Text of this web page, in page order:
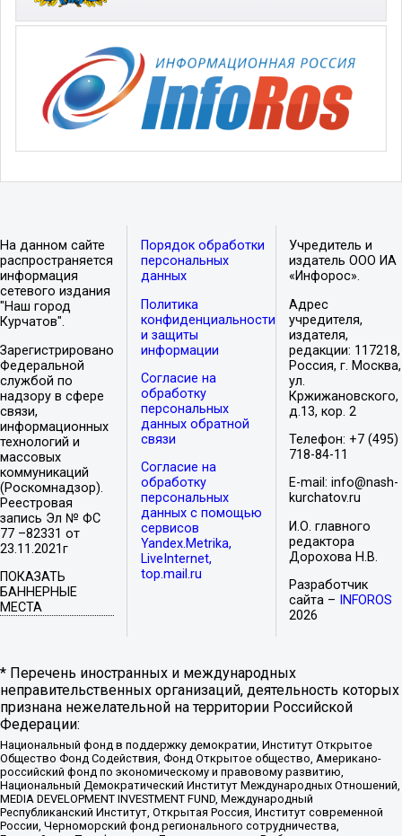
На данном сайте
распространяется
информация
сетевого издания
"Наш город
Курчатов".
Зарегистрировано
Федеральной
службой по
надзору в сфере
связи,
информационных
технологий и
массовых
коммуникаций
(Роскомнадзор).
Реестровая
запись Эл № ФС
77 –82331 от
23.11.2021г
ПОКАЗАТЬ
БАННЕРНЫЕ
МЕСТА
Порядок обработки
персональных
данных
Политика
конфиденциальности
и защиты
информации
Согласие на
обработку
персональных
данных обратной
связи
Согласие на
обработку
персональных
данных с помощью
сервисов
Yandex.Metrika,
LiveInternet,
top.mail.ru
Учредитель и
издатель ООО ИА
«Инфорос».
Адрес
учредителя,
издателя,
редакции: 117218,
Россия, г. Москва,
ул.
Кржижановского,
д.13, кор. 2
Телефон: +7 (495)
718-84-11
E-mail: info@nash-
kurchatov.ru
И.О. главного
редактора
Дорохова Н.В.
Разработчик
сайта –
INFOROS
2026
* Перечень иностранных и международных
неправительственных организаций, деятельность которых
признана нежелательной на территории Российской
Федерации:
Национальный фонд в поддержку демократии, Институт Открытое
Общество Фонд Содействия, Фонд Открытое общество, Американо-
российский фонд по экономическому и правовому развитию,
Национальный Демократический Институт Международных Отношений,
MEDIA DEVELOPMENT INVESTMENT FUND, Международный
Республиканский Институт, Открытая Россия, Институт современной
России, Черноморский фонд регионального сотрудничества,